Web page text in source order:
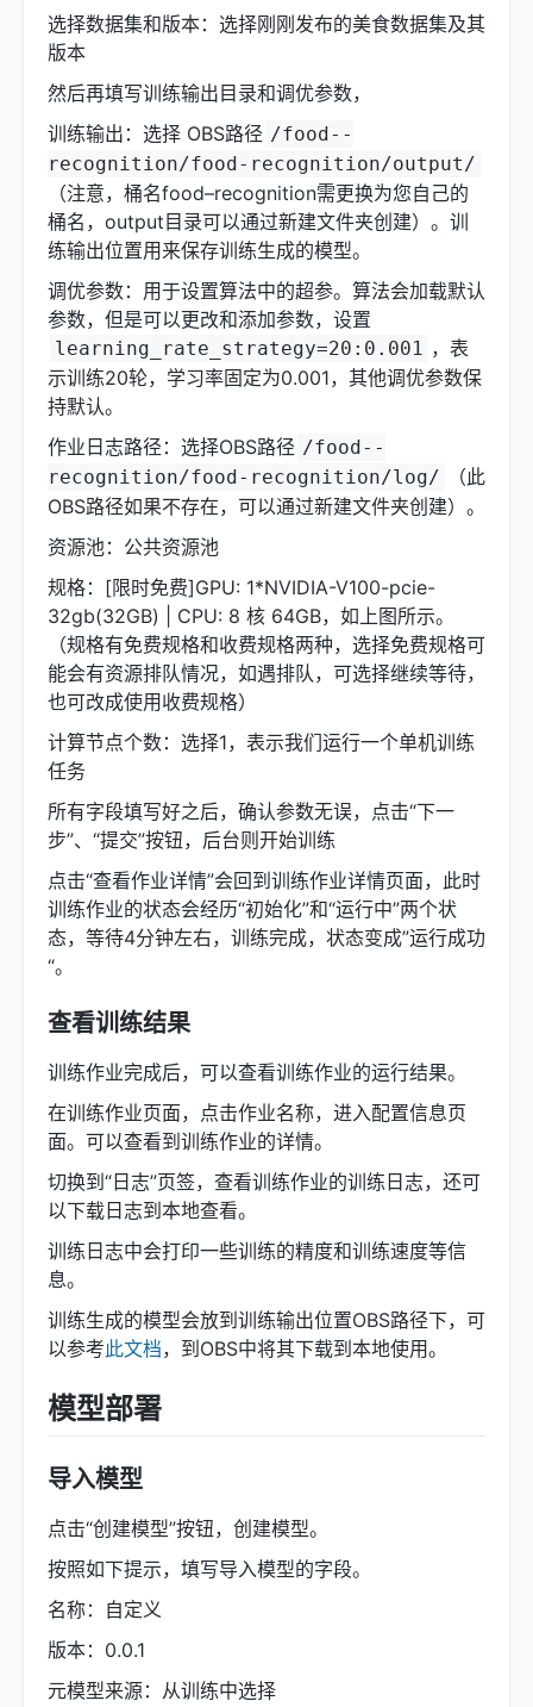
选择数据集和版本：选择刚刚发布的美食数据集及其
版本
然后再填写训练输出目录和调优参数，
训练输出：选择 OBS路径 /food--
recognition/food-recognition/output/
（注意，桶名food–recognition需更换为您自己的
桶名，output目录可以通过新建文件夹创建）。训
练输出位置用来保存训练生成的模型。
调优参数：用于设置算法中的超参。算法会加载默认
参数，但是可以更改和添加参数，设置
learning_rate_strategy=20:0.001 ，表
示训练20轮，学习率固定为0.001，其他调优参数保
持默认。
作业日志路径：选择OBS路径 /food--
recognition/food-recognition/log/
（此
OBS路径如果不存在，可以通过新建文件夹创建）。
资源池：公共资源池
规格：[限时免费]GPU: 1*NVIDIA-V100-pcie-
32gb(32GB) | CPU: 8 核 64GB，如上图所示。
（规格有免费规格和收费规格两种，选择免费规格可
能会有资源排队情况，如遇排队，可选择继续等待，
也可改成使用收费规格）
计算节点个数：选择1，表示我们运行一个单机训练
任务
所有字段填写好之后，确认参数无误，点击“下一
步”、“提交”按钮，后台则开始训练
点击“查看作业详情”会回到训练作业详情页面，此时
训练作业的状态会经历“初始化”和“运行中”两个状
态，等待4分钟左右，训练完成，状态变成”运行成功
“。
查看训练结果
训练作业完成后，可以查看训练作业的运行结果。
在训练作业页面，点击作业名称，进入配置信息页
面。可以查看到训练作业的详情。
切换到“日志”页签，查看训练作业的训练日志，还可
以下载日志到本地查看。
训练日志中会打印一些训练的精度和训练速度等信
息。
训练生成的模型会放到训练输出位置OBS路径下，可
以参考此文档，到OBS中将其下载到本地使用。
模型部署
导入模型
点击“创建模型”按钮，创建模型。
按照如下提示，填写导入模型的字段。
名称：自定义
版本：0.0.1
元模型来源：从训练中选择